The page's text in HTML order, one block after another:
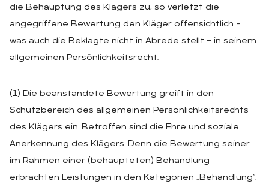
die Behauptung des Klägers zu, so verletzt die
angegriffene Bewertung den Kläger offensichtlich –
was auch die Beklagte nicht in Abrede stellt – in seinem
allgemeinen Persönlichkeitsrecht.
(1) Die beanstandete Bewertung greift in den
Schutzbereich des allgemeinen Persönlichkeitsrechts
des Klägers ein. Betroffen sind die Ehre und soziale
Anerkennung des Klägers. Denn die Bewertung seiner
im Rahmen einer (behaupteten) Behandlung
erbrachten Leistungen in den Kategorien „Behandlung“,